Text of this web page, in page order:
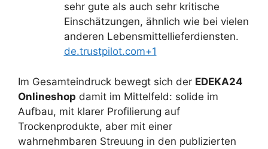
sehr gute als auch sehr kritische
Einschätzungen, ähnlich wie bei vielen
anderen Lebensmittellieferdiensten.
de.trustpilot.com+1
Im Gesamteindruck bewegt sich der EDEKA24
Onlineshop damit im Mittelfeld: solide im
Aufbau, mit klarer Profilierung auf
Trockenprodukte, aber mit einer
wahrnehmbaren Streuung in den publizierten